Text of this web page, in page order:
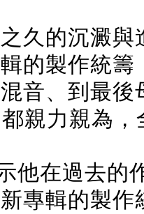
久的沉澱與
的製作統籌
音、到最
都親力親為，
他在過去的
專輯的製